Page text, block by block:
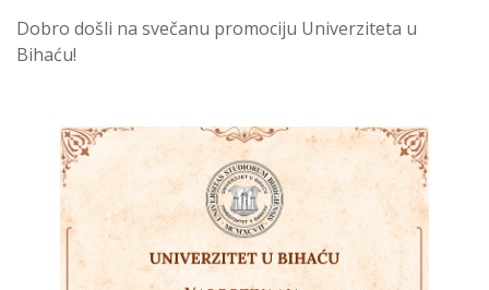
Dobro došli na svečanu promociju Univerziteta u
Bihaću!